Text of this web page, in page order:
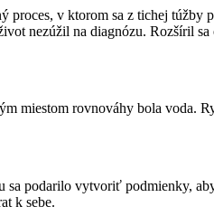
v ktorom sa z tichej túžby
nezúžil na diagnózu. Rozšíril
miestom rovnováhy bola voda.
podarilo vytvoriť podmienky,
k sebe.